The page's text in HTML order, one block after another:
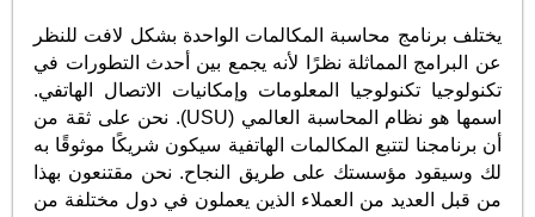
يختلف برنامج محاسبة المكالمات الواحدة بشكل لافت للنظر
عن البرامج المماثلة نظرًا لأنه يجمع بين أحدث التطورات في
تكنولوجيا تكنولوجيا المعلومات وإمكانيات الاتصال الهاتفي.
اسمها هو نظام المحاسبة العالمي (USU). نحن على ثقة من
أن برنامجنا لتتبع المكالمات الهاتفية سيكون شريكًا موثوقًا به
لك وسيقود مؤسستك على طريق النجاح. نحن مقتنعون بهذا
من قبل العديد من العملاء الذين يعملون في دول مختلفة من